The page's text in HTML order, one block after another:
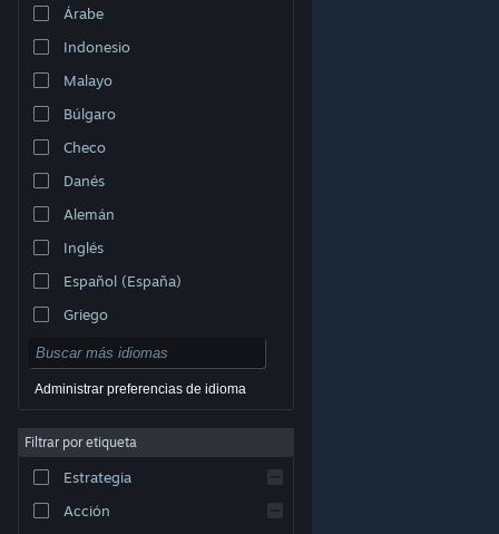
© Valve Corporation. Todos los derechos reservados.
Todas las marcas registradas pertenecen a sus
de Privacidad|Información legal
Acuerdo de Suscriptor a Steam
Cookies
Árabe
Indonesio
Malayo
Búlgaro
Checo
Danés
Alemán
Inglés
Español (España)
Griego
Administrar preferencias de idioma
Filtrar por etiqueta
Estrategia
Acción